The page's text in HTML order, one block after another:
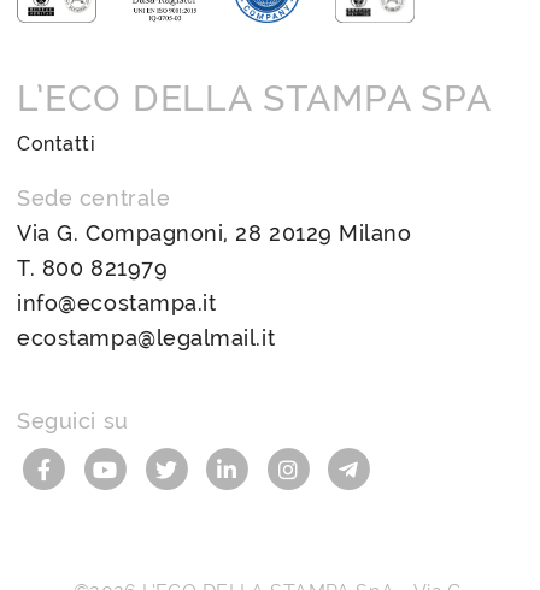
L’ECO DELLA STAMPA SPA
Contatti
Sede centrale
Via G. Compagnoni, 28 20129 Milano
T. 800 821979
info@ecostampa.it
ecostampa@legalmail.it
Seguici su